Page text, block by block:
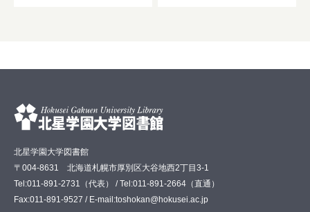
北星学園大学図書館
〒004-8631 北海道札幌市厚別区大谷地西2丁目3-1
Tel:011-891-2731（代表） / Tel:011-891-2664（直通）
Fax:011-891-9527 / E-mail:toshokan@hokusei.ac.jp